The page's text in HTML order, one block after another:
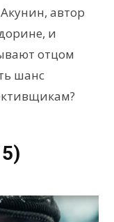
автор
и
отцом
шанс